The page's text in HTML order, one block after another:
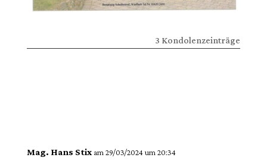
3 Kondolenzeinträge
Mag. Hans Stix am 29/03/2024 um 20:34